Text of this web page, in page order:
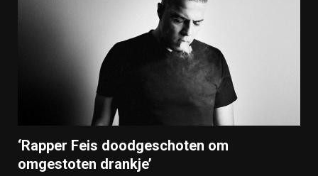
‘Rapper Feis doodgeschoten om
omgestoten drankje’